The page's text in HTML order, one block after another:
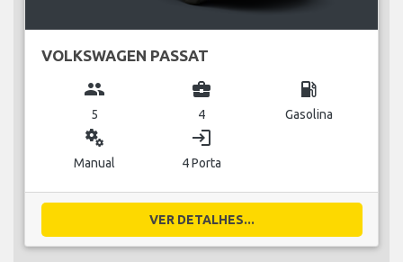
VOLKSWAGEN PASSAT
group
5
business_center
4
local_gas_station
Gasolina
miscellaneous_services
Manual
login
4 Porta
VER DETALHES...